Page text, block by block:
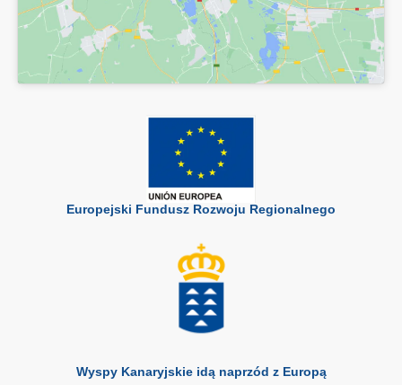
Europejski Fundusz Rozwoju Regionalnego
Wyspy Kanaryjskie idą naprzód z Europą